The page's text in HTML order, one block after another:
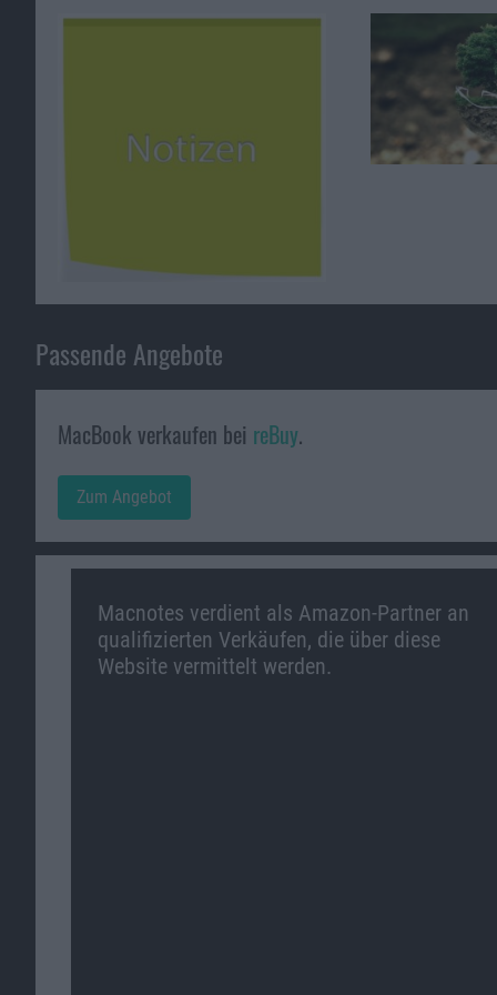
Passende Angebote
MacBook verkaufen bei reBuy.
Zum Angebot
Macnotes verdient als Amazon-Partner an
qualifizierten Verkäufen, die über diese
Website vermittelt werden.